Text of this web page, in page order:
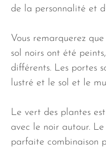
de la personnalité et
Vous remarquerez
sol noirs ont été
différents. Les portes
lustré et le sol et le
Le vert des plantes
avec le noir autour.
parfaite combinaison